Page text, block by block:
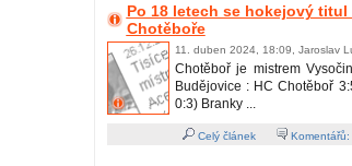
Po 18 letech se hokejový
Chotěboře
11. duben 2024, 18:09, Jaroslav
Chotěboř je mistrem
Budějovice : HC Chotěboř
0:3) Branky ...
Celý článek Komentářů: